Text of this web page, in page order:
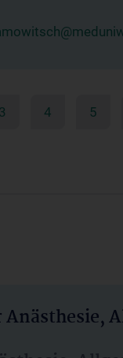
3 4 5